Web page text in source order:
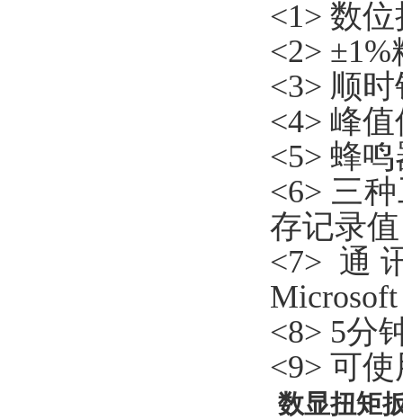
<1> 数
<2>
<3> 顺
<4> 峰
<5> 蜂
<6> 三
存记录值
<7> 通
<8> 5分
<9> 可
数显扭矩